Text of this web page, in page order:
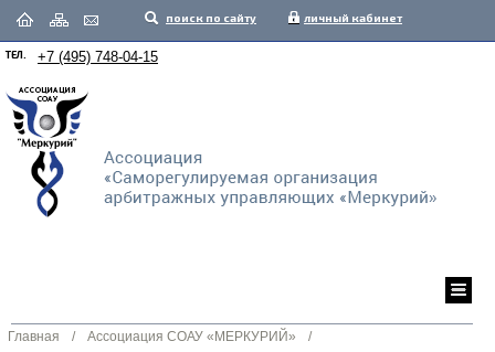
поиск по сайту личный кабинет
ТЕЛ. +7 (495) 748-04-15
Главная / Ассоциация СОАУ «МЕРКУРИЙ»
/